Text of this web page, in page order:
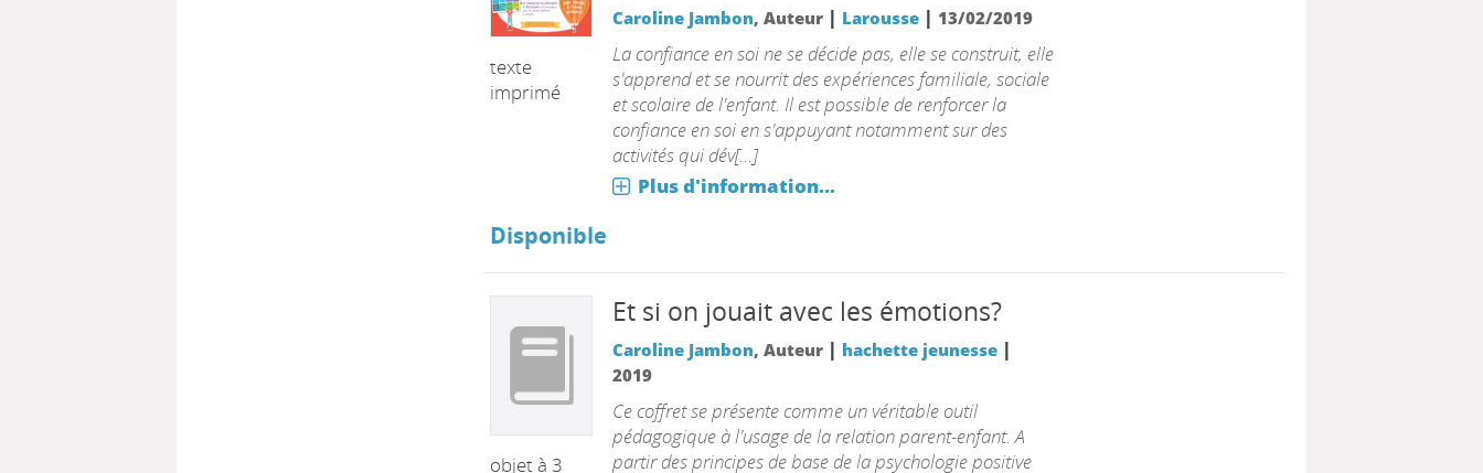
texte
imprimé
Caroline Jambon, Auteur | Larousse| 13/02/2019
La confiance en soi ne se décide pas, elle se construit, elle
s'apprend et se nourrit des expériences familiale, sociale
et scolaire de l'enfant. Il est possible de renforcer la
confiance en soi en s'appuyant notamment sur des
activités qui dév[...]
Plus d'information...
Disponible
objet à 3
Et si on jouait avec les émotions?
Caroline Jambon, Auteur | hachette jeunesse|
2019
Ce coffret se présente comme un véritable outil
pédagogique à l'usage de la relation parent-enfant. A
partir des principes de base de la psychologie positive